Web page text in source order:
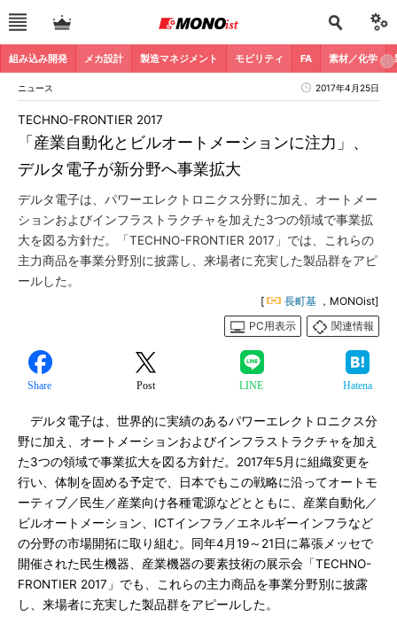
組み込み開発 メカ設計 製造マネジメント モビリティ FA 素材／化学
ニュース 2017年4月25日
「産業自動化とビルオートメーションに注力」、
デルタ電子が新分野へ事業拡大
TECHNO-FRONTIER 2017
デルタ電子は、パワーエレクトロニクス分野に加え、オートメー
ションおよびインフラストラクチャを加えた3つの領域で事業拡
大を図る方針だ。「TECHNO-FRONTIER 2017」では、これらの
主力商品を事業分野別に披露し、来場者に充実した製品群をアピ
ールした。
[ 長町基 ，MONOist]
PC用表示
関連情報
Share Post LINE Hatena
デルタ電子は、世界的に実績のあるパワーエレクトロニクス分
野に加え、オートメーションおよびインフラストラクチャを加え
た3つの領域で事業拡大を図る方針だ。2017年5月に組織変更を
行い、体制を固める予定で、日本でもこの戦略に沿ってオートモ
ーティブ／民生／産業向け各種電源などとともに、産業自動化／
ビルオートメーション、ICTインフラ／エネルギーインフラなど
の分野の市場開拓に取り組む。同年4月19～21日に幕張メッセで
開催された民生機器、産業機器の要素技術の展示会「TECHNO-
FRONTIER 2017」でも、これらの主力商品を事業分野別に披露
し、来場者に充実した製品群をアピールした。